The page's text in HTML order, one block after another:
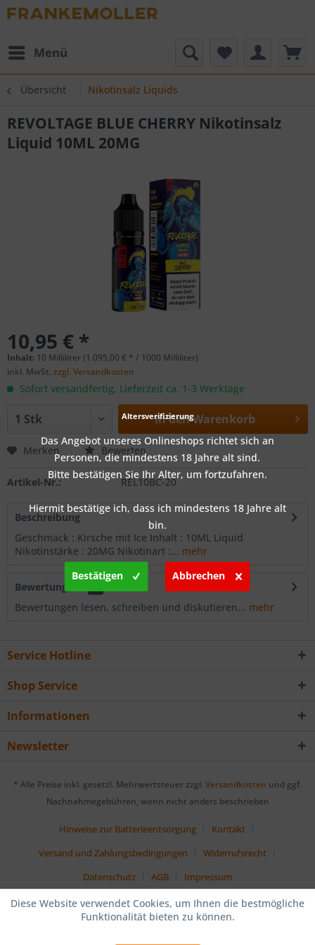
Menü
Übersicht Nikotinsalz Liquids
REVOLTAGE BLUE CHERRY Nikotinsalz
Liquid 10ML 20MG
10,95 € *
Inhalt: 10 Milliliter (1.095,00 € * / 1000 Milliliter)
inkl. MwSt. zzgl. Versandkosten
Sofort versandfertig, Lieferzeit ca. 1-3 Werktage
In denWarenkorb
Merken Bewerten
Artikel-Nr.: REL10BC-20
Beschreibung
Geschmack : Kirsche mit Ice Inhalt : 10ML Liquid
Nikotinstärke : 20MG Nikotinart :... mehr
Bewertungen
Bewertungen lesen, schreiben und diskutieren... mehr
Service Hotline
Shop Service
Informationen
Newsletter
* Alle Preise inkl. gesetzl. Mehrwertsteuer zzgl. Versandkosten und ggf.
Nachnahmegebühren, wenn nicht anders beschrieben
Hinweise zur Batterieentsorgung
Kontakt
Versand und Zahlungsbedingungen
Widerrufsrecht
Datenschutz
AGB Impressum
Diese Website verwendet Cookies, um Ihnen die bestmögliche
Funktionalität bieten zu können.
Altersverifizierung
Das Angebot unseres Onlineshops richtet sich an
Personen, die mindestens 18 Jahre alt sind.
Bitte bestätigen Sie Ihr Alter, um fortzufahren.
Hiermit bestätige ich, dass ich mindestens 18 Jahre alt
bin.
Bestätigen Abbrechen